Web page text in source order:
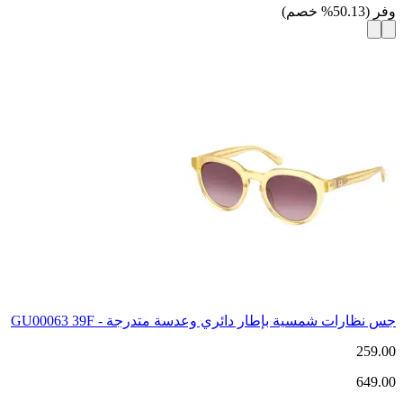
وفر (
50.13
% خصم)
جس نظارات شمسية بإطار دائري وعدسة متدرجة - GU00063 39F
259.00
649.00